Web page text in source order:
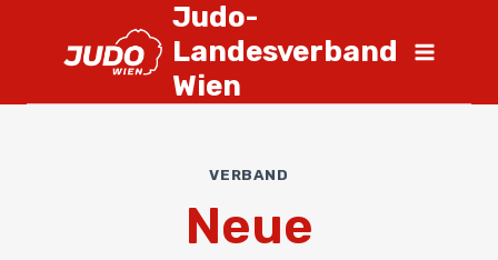
Judo-
Landesverband
Wien
VERBAND
Neue